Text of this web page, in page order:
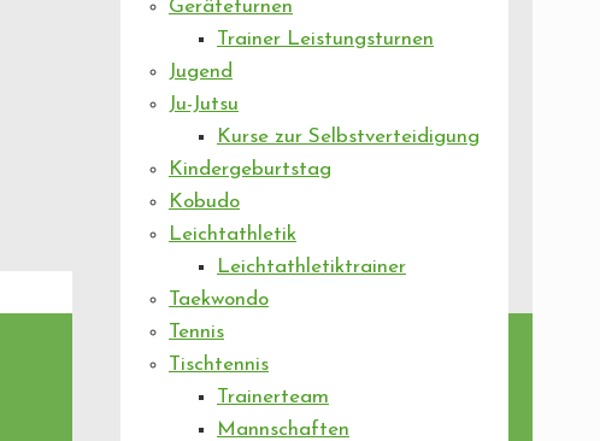
Geräteturnen
Trainer Leistungsturnen
Jugend
Ju-Jutsu
Kurse zur Selbstverteidigung
Kindergeburtstag
Kobudo
Leichtathletik
Leichtathletiktrainer
Taekwondo
Tennis
Tischtennis
Trainerteam
Mannschaften